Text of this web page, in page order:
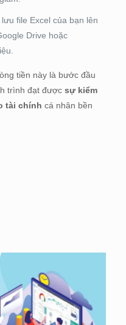
file Excel của bạn lên
Drive hoặc
tiền này là bước đầu
trình đạt được sự kiểm
tài chính cá nhân bền